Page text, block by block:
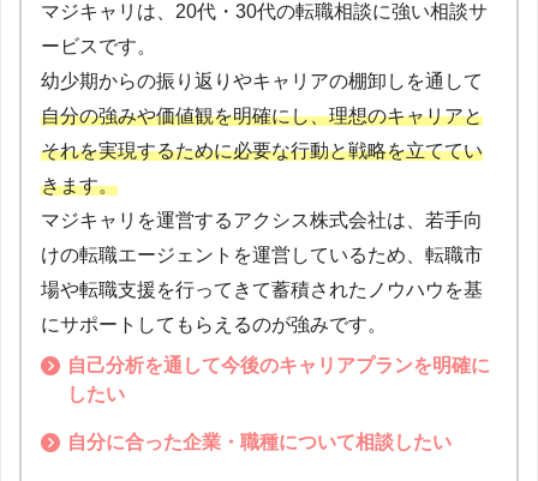
マジキャリは、20代・30代の転職相談に強い相談サ
ービスです。
幼少期からの振り返りやキャリアの棚卸しを通して
自分の強みや価値観を明確にし、理想のキャリアと
それを実現するために必要な行動と戦略を立ててい
きます。
マジキャリを運営するアクシス株式会社は、若手向
けの転職エージェントを運営しているため、転職市
場や転職支援を行ってきて蓄積されたノウハウを基
にサポートしてもらえるのが強みです。
自己分析を通して今後のキャリアプランを明確に
したい
自分に合った企業・職種について相談したい